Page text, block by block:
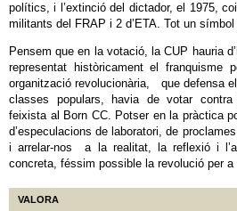
polítics, i l’extinció del dictador, el 1975,
militants del FRAP i 2 d’ETA. Tot un
Pensem que en la votació, la CUP hauria
representat històricament el
organització revolucionària, que defensa
classes populars, havia de votar
feixista al Born CC. Potser en la pràctica
d’especulacions de laboratori, de
i arrelar-nos a la realitat, la reflexió i
concreta, féssim possible la revolució per
VALORA